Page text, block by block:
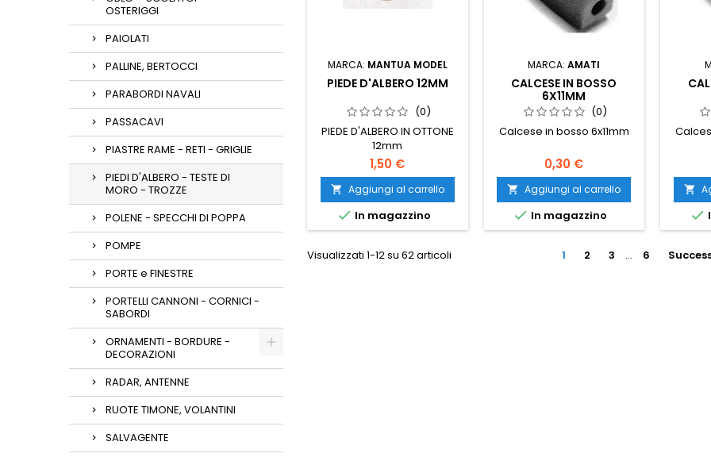
OSTERIGGI
PAIOLATI
PALLINE, BERTOCCI
PARABORDI NAVALI
PASSACAVI
PIASTRE RAME - RETI - GRIGLIE
PIEDI D'ALBERO - TESTE DI
MORO - TROZZE
POLENE - SPECCHI DI POPPA
POMPE
PORTE e FINESTRE
PORTELLI CANNONI - CORNICI -
SABORDI
ORNAMENTI - BORDURE -
DECORAZIONI
RADAR, ANTENNE
RUOTE TIMONE, VOLANTINI
SALVAGENTE
MARCA: MANTUA MODEL
PIEDE D'ALBERO 12MM
(0)
PIEDE D'ALBERO IN OTTONE
12mm
1,50 €
 Aggiungi al carrello
 In magazzino
MARCA:AMATI
CALCESE IN BOSSO
6X11MM
(0)
Calcese in bosso 6x11mm
0,30 €
 Aggiungi al carrello
 In magazzino


Visualizzati 1-12 su 62 articoli 1 2 3 … 6